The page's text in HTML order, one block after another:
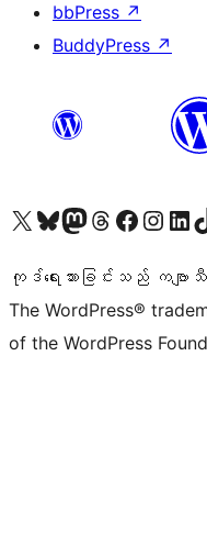
bbPress ↗
BuddyPress ↗
ကျွန်ုပ်တို့၏ X (ယခင် Twitter) အကောင့်သို့ သွားရောက်ကြည့်ရှုပါကျွန်ုပ်တို့၏ Bluesky အကောင့်သို့ ဝင်ရောက်ကြည့်ရှုရန်
ကျွန်ုပ်တို့၏ Mastodon အကောင့်သို့ သွားရောက်ကြည့်ရှုပါကျွန်ုပ်တို့၏ Threads အကောင့်သို့ ဝင်ရောက်ကြည့်ရှုရန်
ကျွန်ုပ်တို့၏ Facebook စာမျက်နှာသို့ သွားရောက်ကြည့်ရှုပါကျွန်ုပ်တို့၏ Instagram အကောင့်သို့ သွားရောက်ကြည့်ရှုပါ ကျွန်ုပ်တို့၏ LinkedIn အကောင့်သို့ သွားရောက်ကြည့်ရှုပါကျွန်ုပ်
ကုဒ်ရေးသားခြင်းသည် ကဗျ
The WordPress®
of the WordPress